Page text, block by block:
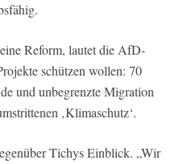
Reform, lautet die AfD-
schützen wollen: 70
und unbegrenzte Migration
‚Klimaschutz‘.
Tichys Einblick. „Wir